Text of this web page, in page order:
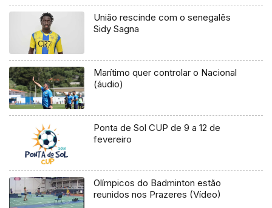
União rescinde com o senegalês
Sidy Sagna
Marítimo quer controlar o Nacional
(áudio)
Ponta de Sol CUP de 9 a 12 de
fevereiro
Olímpicos do Badminton estão
reunidos nos Prazeres (Vídeo)